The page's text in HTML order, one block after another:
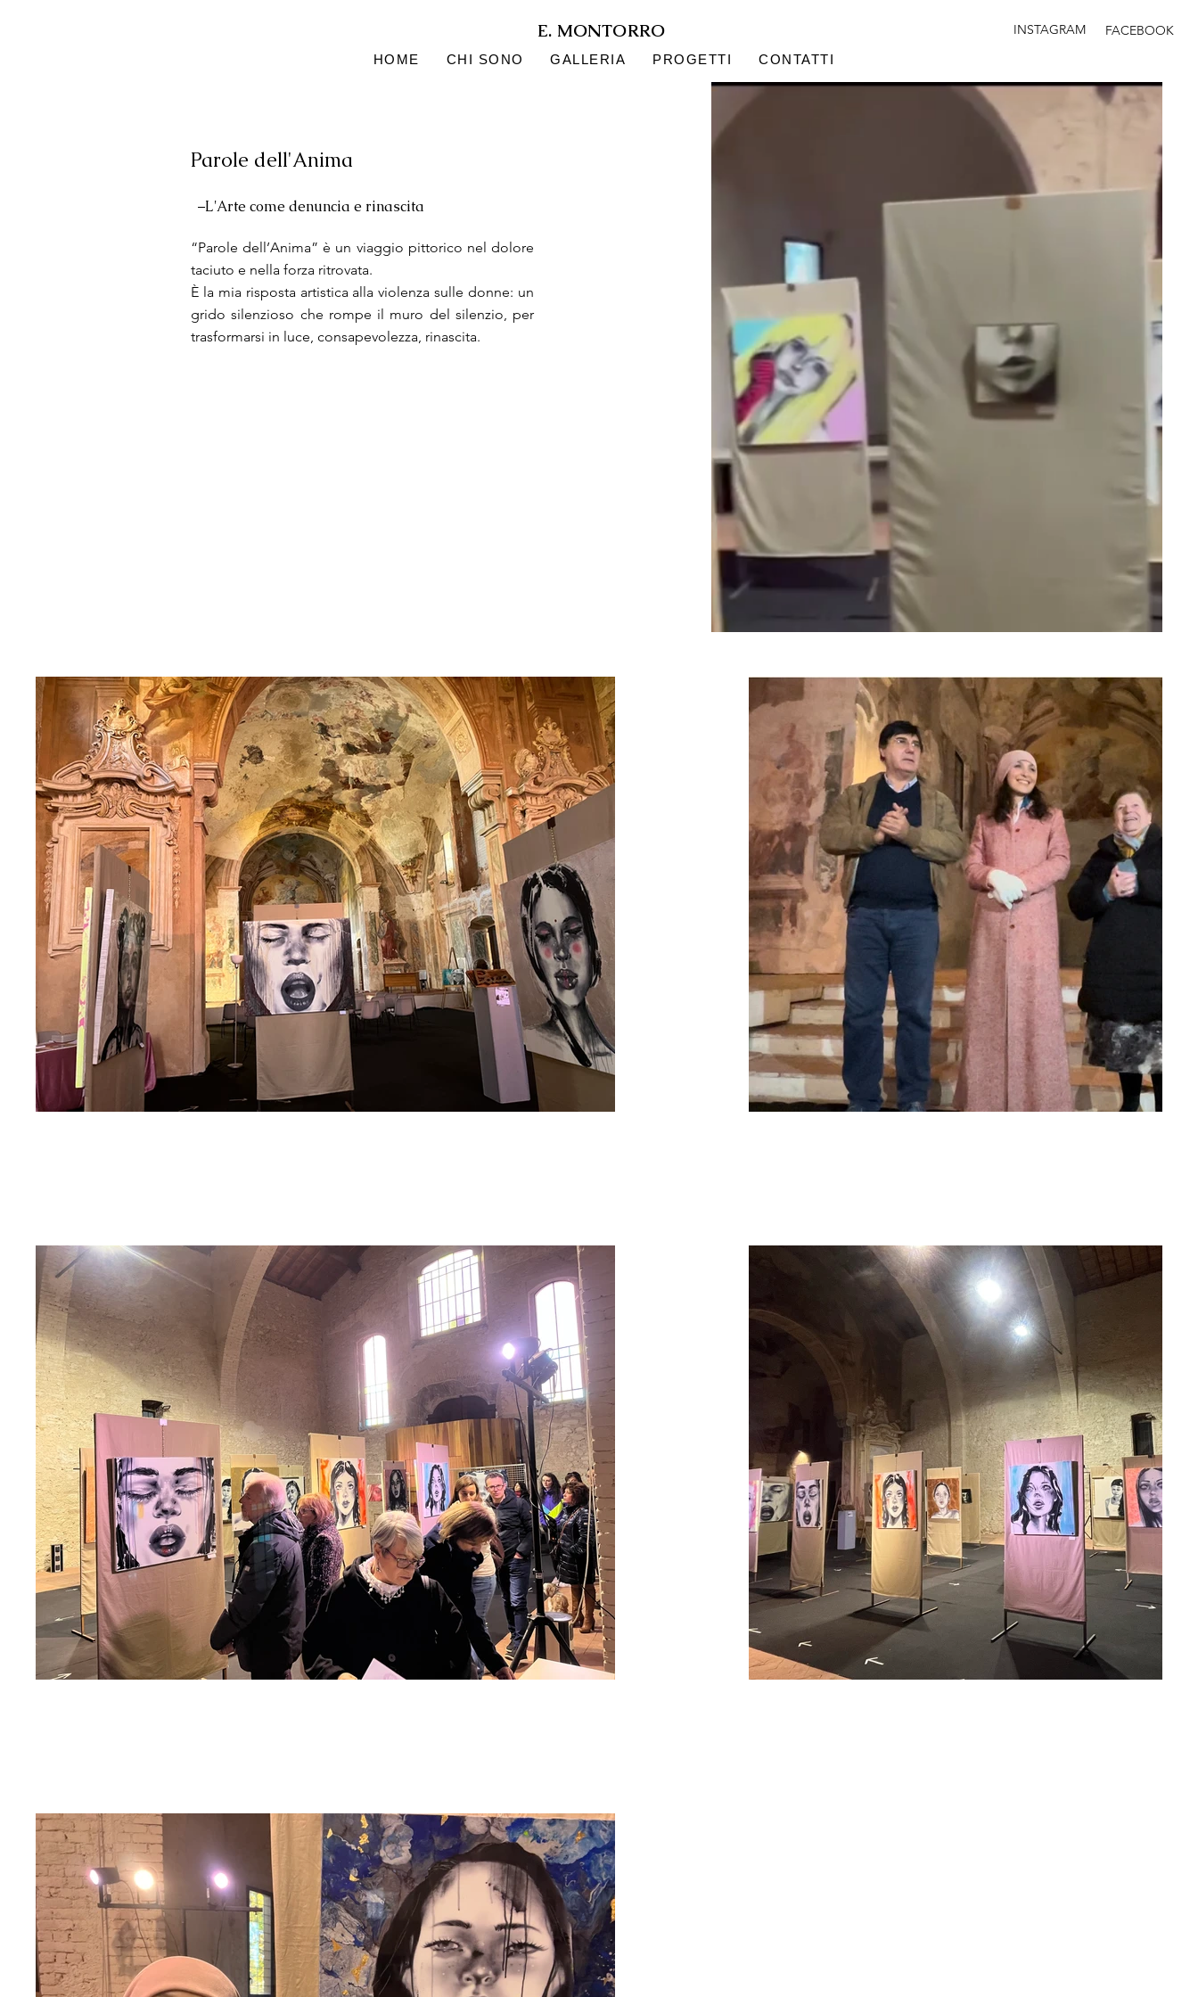
E. MONTORRO INSTAGRAM FACEBOOK
HOME CHI SONO GALLERIA PROGETTI CONTATTI
Parole dell'Anima
–L'Arte come denuncia e rinascita
“Parole dell’Anima” è un viaggio pittorico nel dolore
taciuto e nella forza ritrovata.
È la mia risposta artistica alla violenza sulle donne: un
grido silenzioso che rompe il muro del silenzio, per
trasformarsi in luce, consapevolezza, rinascita.